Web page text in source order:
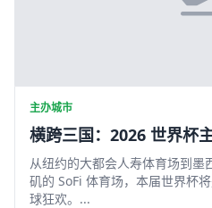
主办城市
横跨三国：2026 世界杯
从纽约的大都会人寿体育场到墨
矶的 SoFi 体育场，本届世界杯
球狂欢。...